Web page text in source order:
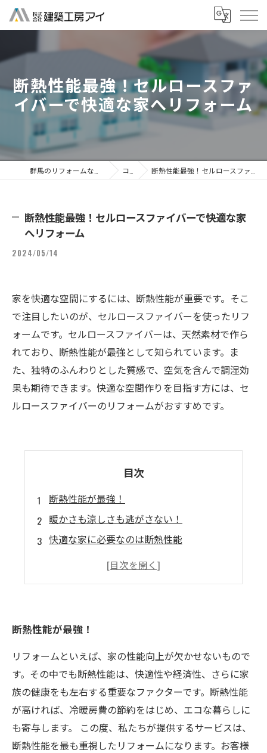
断熱性能最強！セルロースファ
イバーで快適な家へリフォーム
コラム 断熱性能最強！セルロースファイバーで快適な家へリフォーム
断熱性能最強！セルロースファイバーで快適な家
へリフォーム
2024/05/14
家を快適な空間にするには、断熱性能が重要です。そこ
で注目したいのが、セルロースファイバーを使ったリフ
ォームです。セルロースファイバーは、天然素材で作ら
れており、断熱性能が最強として知られています。ま
た、独特のふんわりとした質感で、空気を含んで調湿効
果も期待できます。快適な空間作りを目指す方には、セ
ルロースファイバーのリフォームがおすすめです。
目次
断熱性能が最強！
暖かさも涼しさも逃がさない！
快適な家に必要なのは断熱性能
高い断熱性能でエコロジーに貢献
断熱性能が最強！
リフォームといえば、家の性能向上が欠かせないもので
す。その中でも断熱性能は、快適性や経済性、さらに家
族の健康をも左右する重要なファクターです。断熱性能
が高ければ、冷暖房費の節約をはじめ、エコな暮らしに
も寄与します。 この度、私たちが提供するサービスは、
断熱性能を最も重視したリフォームになります。お客様